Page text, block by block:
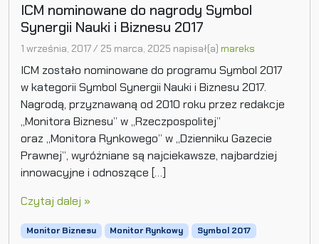
ICM nominowane do nagrody Symbol
Synergii Nauki i Biznesu 2017
1 września, 2017/ 25 marca, 2025 napisał(a) mareks
ICM zostało nominowane do programu Symbol 2017
w kategorii Symbol Synergii Nauki i Biznesu 2017.
Nagrodą, przyznawaną od 2010 roku przez redakcje
„Monitora Biznesu” w „Rzeczpospolitej”
oraz „Monitora Rynkowego” w „Dzienniku Gazecie
Prawnej”, wyróżniane są najciekawsze, najbardziej
innowacyjne i odnoszące […]
Czytaj dalej »
Monitor Biznesu Monitor Rynkowy Symbol 2017